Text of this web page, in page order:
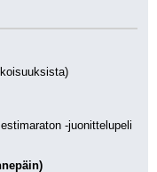
-juonittelupeli